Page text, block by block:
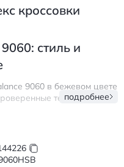
кроссовки
стиль и
9060 в бежевом цвете
технологии.
и долговечность.
время года
и качественным
подробнее